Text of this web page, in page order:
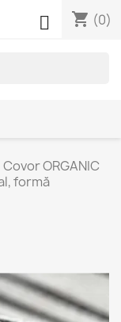
shopping_cart (0)

Covor ORGANIC
formă